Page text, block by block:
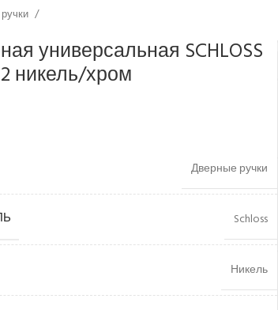
универсальная SCHLOSS
никель/хром
Дверные ручки
Schloss
Никель